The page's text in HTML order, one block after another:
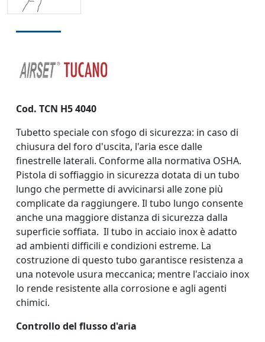
Cod. TCN H5 4040
Tubetto speciale con sfogo di sicurezza: in caso di
chiusura del foro d'uscita, l'aria esce dalle
finestrelle laterali. Conforme alla normativa OSHA.
Pistola di soffiaggio in sicurezza dotata di un tubo
lungo che permette di avvicinarsi alle zone più
complicate da raggiungere. Il tubo lungo consente
anche una maggiore distanza di sicurezza dalla
superficie soffiata. Il tubo in acciaio inox è adatto
ad ambienti difficili e condizioni estreme. La
costruzione di questo tubo garantisce resistenza a
una notevole usura meccanica; mentre l'acciaio inox
lo rende resistente alla corrosione e agli agenti
chimici.
Controllo del flusso d'aria